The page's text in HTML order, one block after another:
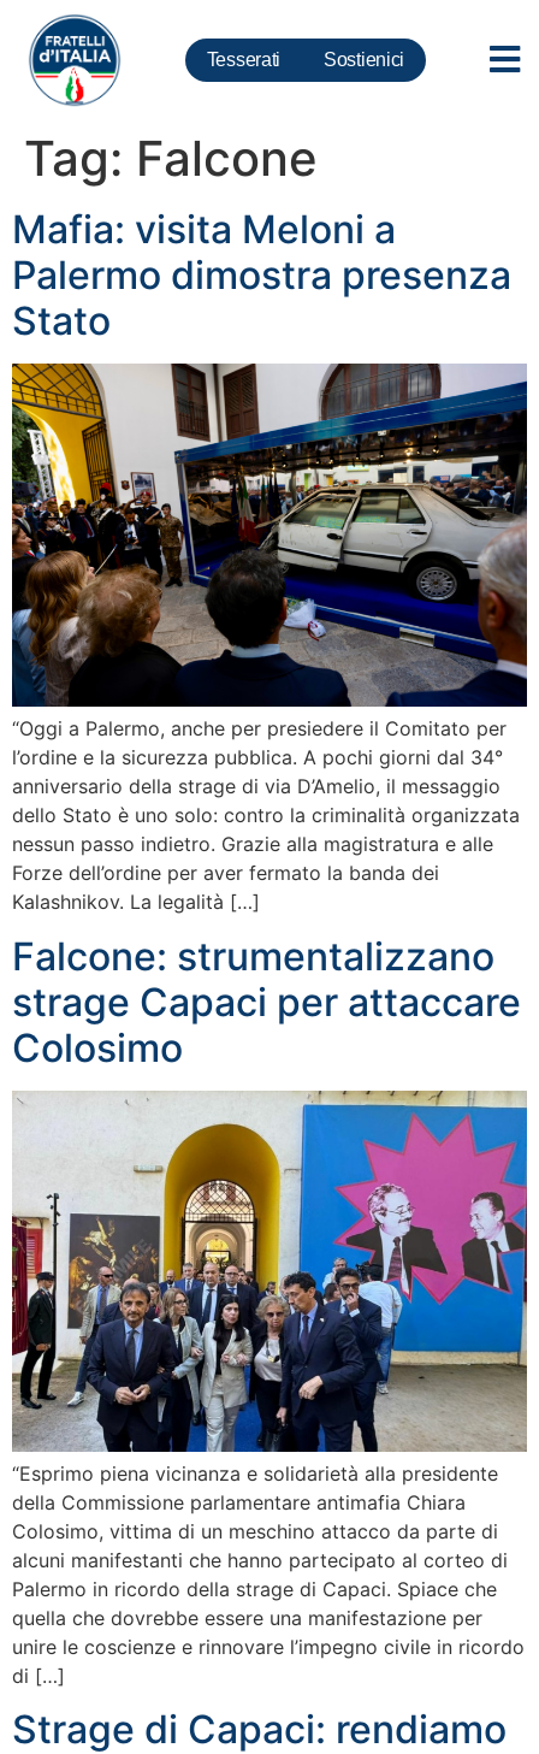
Tesserati Sostienici
Tag: Falcone
Mafia: visita Meloni a
Palermo dimostra presenza
Stato
“Oggi a Palermo, anche per presiedere il Comitato per
l’ordine e la sicurezza pubblica. A pochi giorni dal 34°
anniversario della strage di via D’Amelio, il messaggio
dello Stato è uno solo: contro la criminalità organizzata
nessun passo indietro. Grazie alla magistratura e alle
Forze dell’ordine per aver fermato la banda dei
Kalashnikov. La legalità […]
Falcone: strumentalizzano
strage Capaci per attaccare
Colosimo
“Esprimo piena vicinanza e solidarietà alla presidente
della Commissione parlamentare antimafia Chiara
Colosimo, vittima di un meschino attacco da parte di
alcuni manifestanti che hanno partecipato al corteo di
Palermo in ricordo della strage di Capaci. Spiace che
quella che dovrebbe essere una manifestazione per
unire le coscienze e rinnovare l’impegno civile in ricordo
di […]
Strage di Capaci: rendiamo